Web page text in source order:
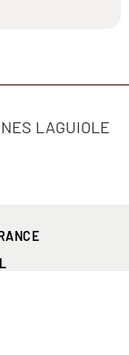
LAGUIOLE